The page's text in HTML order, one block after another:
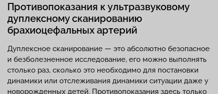
Противопоказания к ультразвуковому
дуплексному сканированию
брахиоцефальных артерий
Дуплексное сканирование — это абсолютно безопасное
и безболезненное исследование, его можно выполнять
столько раз, сколько это необходимо для постановки
динамики или отслеживания динамики ситуации даже у
новорожденных детей. Противопоказания здесь только